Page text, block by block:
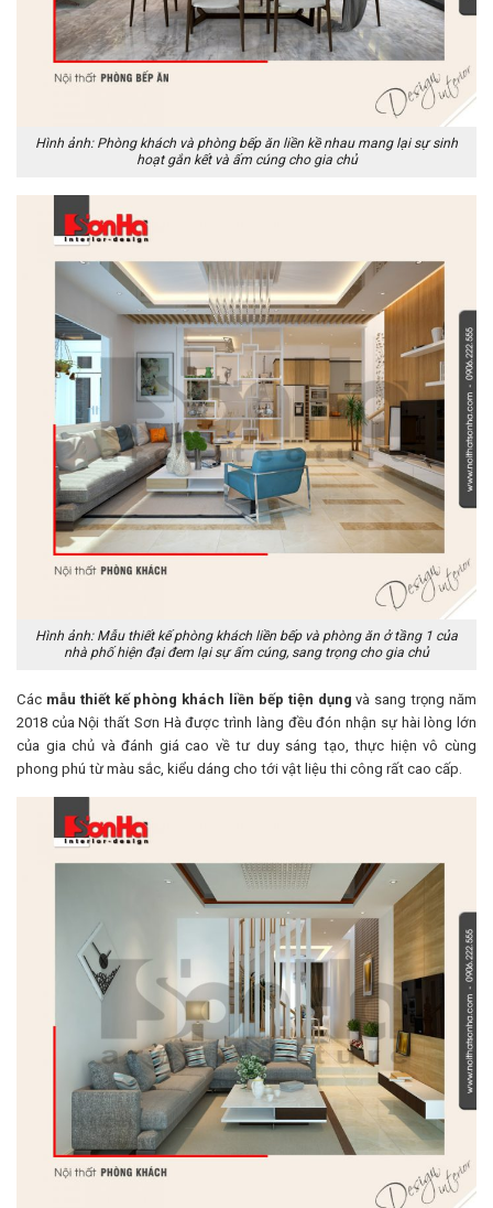
Hình ảnh: Phòng khách và phòng bếp ăn liền kề nhau mang lại sự sinh
hoạt gắn kết và ấm cúng cho gia chủ
Hình ảnh: Mẫu thiết kế phòng khách liền bếp và phòng ăn ở tầng 1 của
nhà phố hiện đại đem lại sự ấm cúng, sang trọng cho gia chủ
Các mẫu thiết kế phòng khách liền bếp tiện dụng và sang trọng năm
2018 của Nội thất Sơn Hà được trình làng đều đón nhận sự hài lòng lớn
của gia chủ và đánh giá cao về tư duy sáng tạo, thực hiện vô cùng
phong phú từ màu sắc, kiểu dáng cho tới vật liệu thi công rất cao cấp.